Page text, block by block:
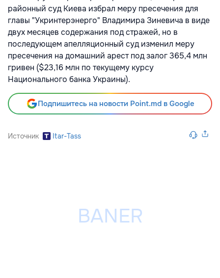
районный суд Киева избрал меру пресечения для
главы "Укринтерэнерго" Владимира Зиневича в виде
двух месяцев содержания под стражей, но в
последующем апелляционный суд изменил меру
пресечения на домашний арест под залог 365,4 млн
гривен ($23,16 млн по текущему курсу
Национального банка Украины).
Подпишитесь на новости Point.md в Google
Источник Itar-Tass